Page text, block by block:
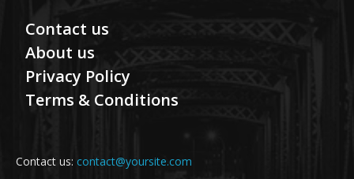
Contact us
About us
Privacy Policy
Terms & Conditions
Contact us: contact@yoursite.com